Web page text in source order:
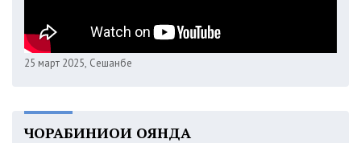
25 март 2025, Сешанбе
ЧОРАБИНИҲОИ ОЯНДА